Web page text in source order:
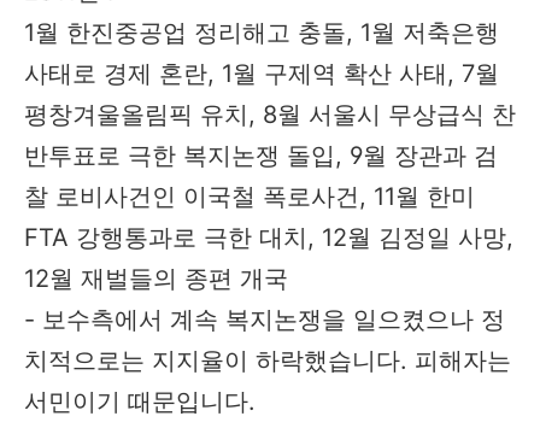
1월 한진중공업 정리해고 충돌, 1월 저축은행
사태로 경제 혼란, 1월 구제역 확산 사태, 7월
평창겨울올림픽 유치, 8월 서울시 무상급식 찬
반투표로 극한 복지논쟁 돌입, 9월 장관과 검
찰 로비사건인 이국철 폭로사건, 11월 한미
FTA 강행통과로 극한 대치, 12월 김정일 사망,
12월 재벌들의 종편 개국
- 보수측에서 계속 복지논쟁을 일으켰으나 정
치적으로는 지지율이 하락했습니다. 피해자는
서민이기 때문입니다.